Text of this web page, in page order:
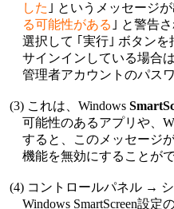
     した
｣ というメッセージ
     る可能性がある
｣ と警告
選択して ｢実行｣ ボタ
サインインしている場
管理者アカウントのパス
(3) これは、Windows
可能性のあるアプリや
すると、このメッセー
機能を無効にすることが
(4) コントロールパネル →
Windows SmartScreen設